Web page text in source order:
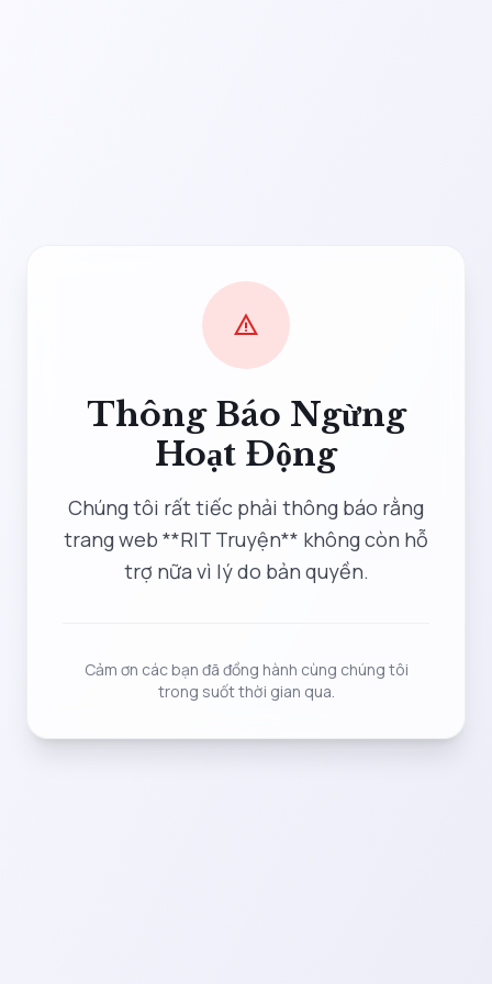
warning
Thông Báo Ngừng
Hoạt Động
Chúng tôi rất tiếc phải thông báo rằng
trang web **RIT Truyện** không còn hỗ
trợ nữa vì lý do bản quyền.
Cảm ơn các bạn đã đồng hành cùng chúng tôi
trong suốt thời gian qua.